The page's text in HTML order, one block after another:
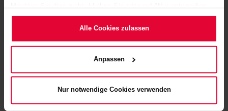
Cookies verwenden". Mehr dazu (einschließlich der Möglichkeit,
die Einwilligungserklärung zu ändern oder zu widerrufen)
Website) bzw. derDatenschutzerklärung.
Alle Cookies zulassen
Anpassen
Nur notwendige Cookies verwenden
Descrição do escopo de fornecimento e serviços